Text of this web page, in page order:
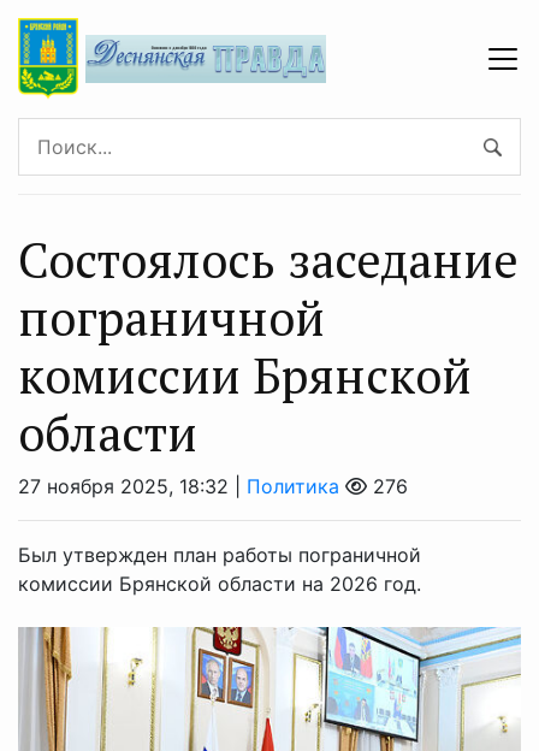
Состоялось заседание
пограничной
комиссии Брянской
области
27 ноября 2025, 18:32 | Политика 276
Был утвержден план работы пограничной
комиссии Брянской области на 2026 год.